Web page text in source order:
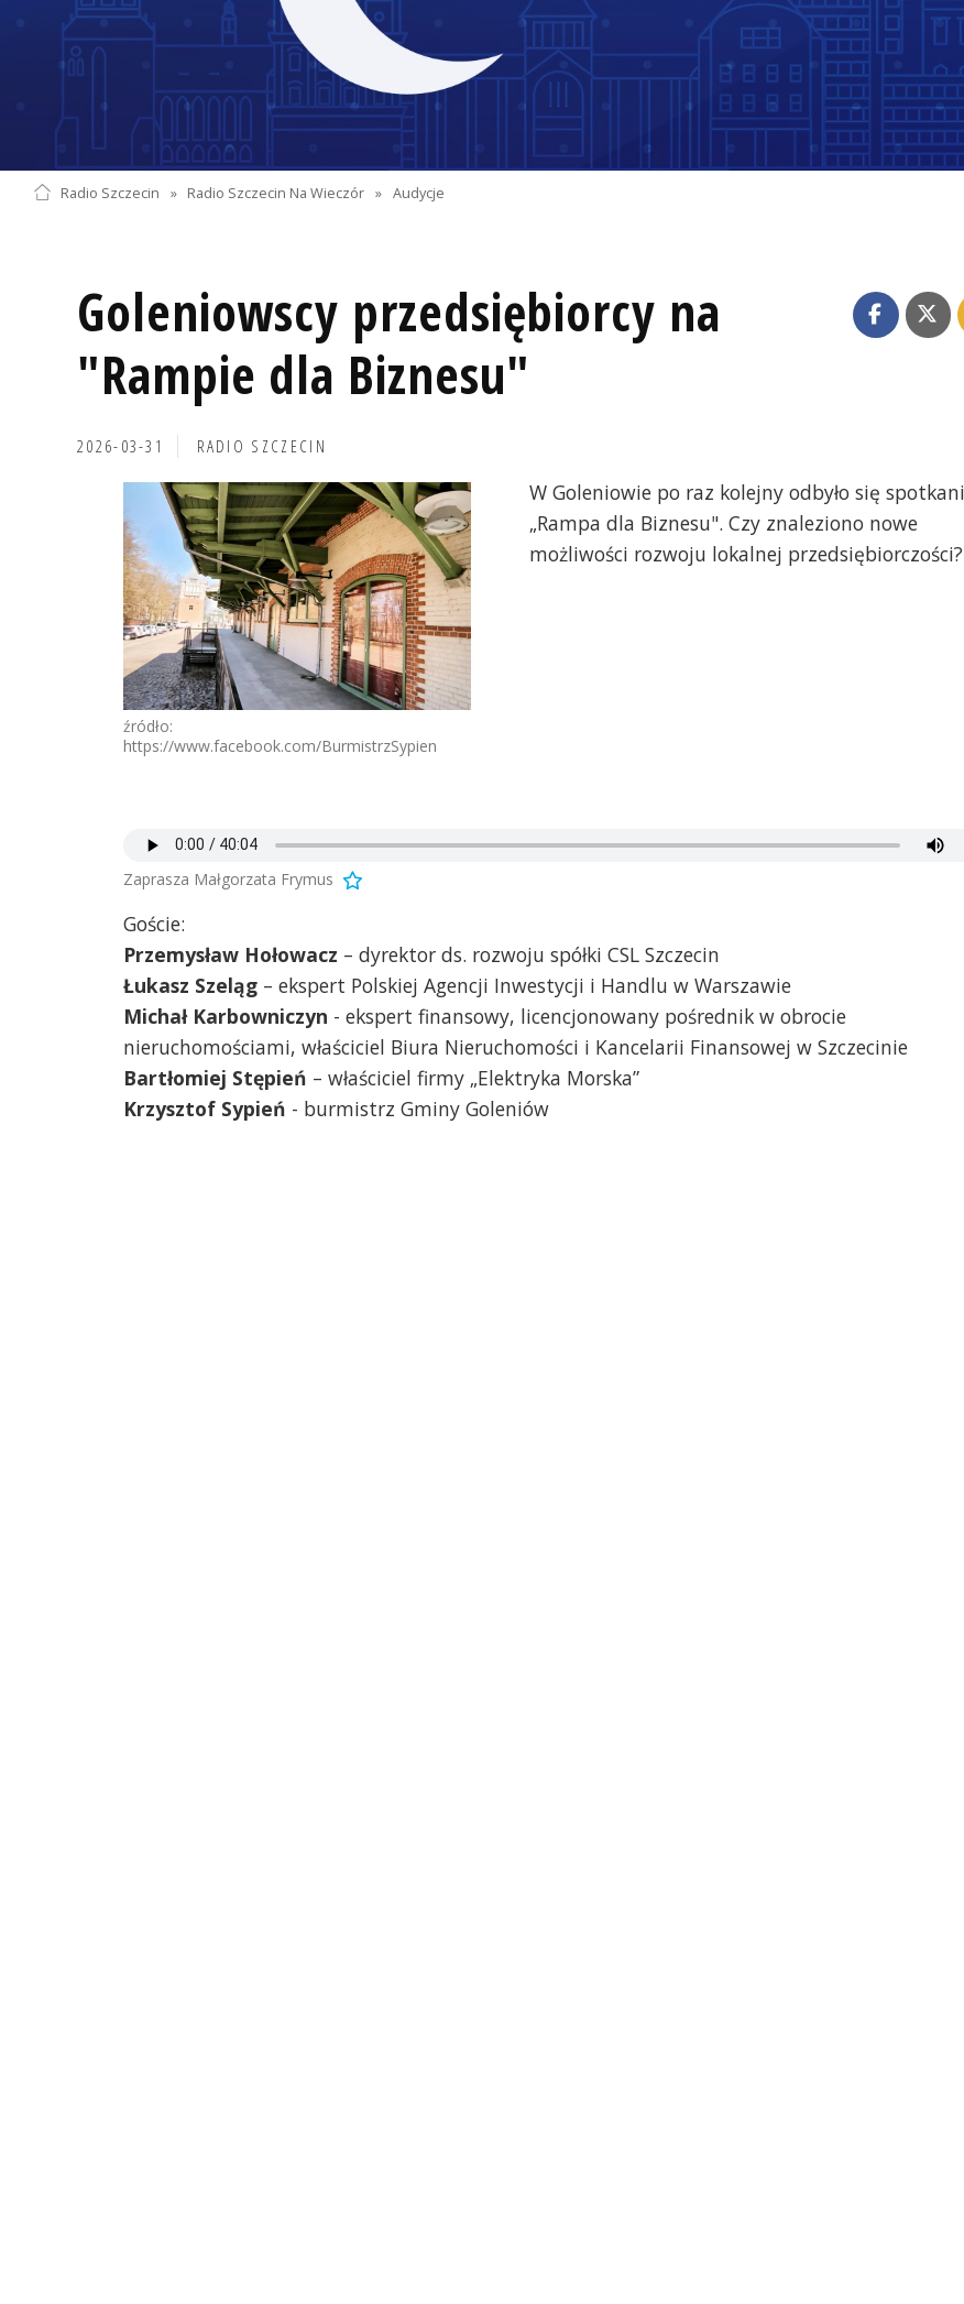
Radio Szczecin » Radio Szczecin Na Wieczór » Audycje
Goleniowscy przedsiębiorcy na
"Rampie dla Biznesu"
2026-03-31 RADIO SZCZECIN
źródło:
https://www.facebook.com/BurmistrzSypien
W Goleniowie po raz kolejny odbyło się
„Rampa dla Biznesu". Czy znaleziono nowe
możliwości rozwoju lokalnej przedsiębiorczości?
Zaprasza Małgorzata Frymus
Goście:
Przemysław Hołowacz – dyrektor ds. rozwoju spółki CSL Szczecin
Łukasz Szeląg – ekspert Polskiej Agencji Inwestycji i Handlu w Warszawie
Michał Karbowniczyn - ekspert finansowy, licencjonowany pośrednik w obrocie
nieruchomościami, właściciel Biura Nieruchomości i Kancelarii Finansowej w Szczecinie
Bartłomiej Stępień – właściciel firmy „Elektryka Morska”
Krzysztof Sypień - burmistrz Gminy Goleniów